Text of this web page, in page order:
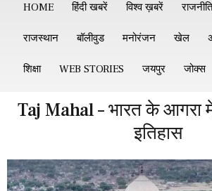
HOME हिंदी खबरें विश्व ख़बरें राजनीति
राजस्थान बॉलीवुड मनोरंजन खेल
शिक्षा WEB STORIES जयपुर जोक्स
Taj Mahal – भारत के आगरा
इतिहास